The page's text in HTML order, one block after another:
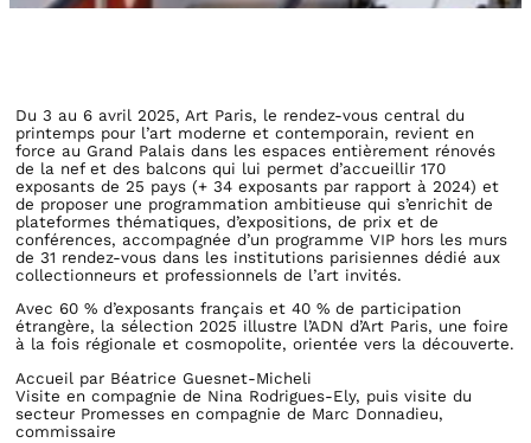
Du 3 au 6 avril 2025, Art Paris, le rendez-vous central du
printemps pour l’art moderne et contemporain, revient en
force au Grand Palais dans les espaces entièrement rénovés
de la nef et des balcons qui lui permet d’accueillir 170
exposants de 25 pays (+ 34 exposants par rapport à 2024) et
de proposer une programmation ambitieuse qui s’enrichit de
plateformes thématiques, d’expositions, de prix et de
conférences, accompagnée d’un programme VIP hors les murs
de 31 rendez-vous dans les institutions parisiennes dédié aux
collectionneurs et professionnels de l’art invités.
Avec 60 % d’exposants français et 40 % de participation
étrangère, la sélection 2025 illustre l’ADN d’Art Paris, une foire
à la fois régionale et cosmopolite, orientée vers la découverte.
Accueil par Béatrice Guesnet-Micheli
Visite en compagnie de Nina Rodrigues-Ely, puis visite du
secteur Promesses en compagnie de Marc Donnadieu,
commissaire